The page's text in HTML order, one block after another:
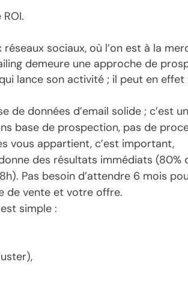
sociaux, où l’on est à la
demeure une approche de
lance son activité ; il peut en effet
de données d’email solide ; c’est
base de prospection, pas de
vous appartient, c’est important,
donne des résultats immédiats (80%
Pas besoin d’attendre 6 mois
de vente et votre offre.
simple :